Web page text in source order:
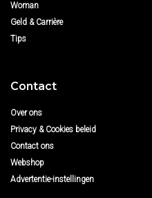
Woman
Geld & Carrière
Tips
Contact
Over ons
Privacy & Cookies beleid
Contact ons
Webshop
Advertentie-instellingen